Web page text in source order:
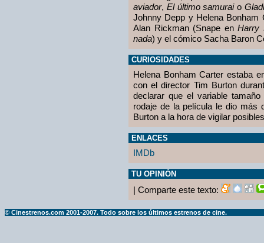
aviador, El último samuraio
Johnny Depp y Helena Bonham
Alan Rickman (Snape enHarry
nada) y el cómico Sacha Baron
CURIOSIDADES
Helena Bonham Carter estaba
con el director Tim Burton
declarar que el variable
rodaje de la película le dio más
Burton a la hora de vigilar
ENLACES
IMDb
TU OPINIÓN
| Comparte este texto:
© Cinestrenos.com 2001-2007. Todo sobre los últimos estrenos de cine.